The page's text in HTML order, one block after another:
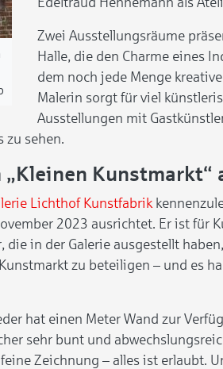
Zwei Ausstellungsräume
Halle, die den Charme eines
dem noch jede Menge
Malerin sorgt für viel
Ausstellungen mit
zu sehen.
Kunstmarkt“
Lichthof Kunstfabrik
2023 ausrichtet. Er ist für
in der Galerie ausgestellt
zu beteiligen – und es
hat einen Meter Wand zur
sehr bunt und
Zeichnung – alles ist erlaubt.